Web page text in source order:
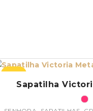
–34%
Sapatilha